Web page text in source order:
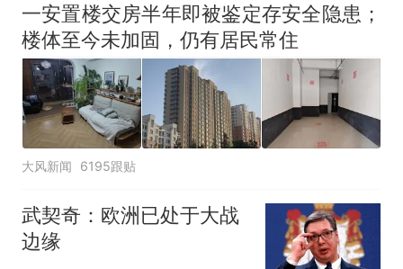
一安置楼交房半年即被鉴定存安全隐患；
楼体至今未加固，仍有居民常住
大风新闻 6195跟贴
武契奇：欧洲已处于大战
边缘